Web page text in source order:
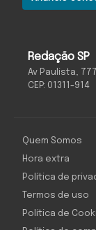
Redação SP
Av Paulista,
CEP: 01311-914
Quem Somos
Hora extra
Política de
Termos de uso
Política de